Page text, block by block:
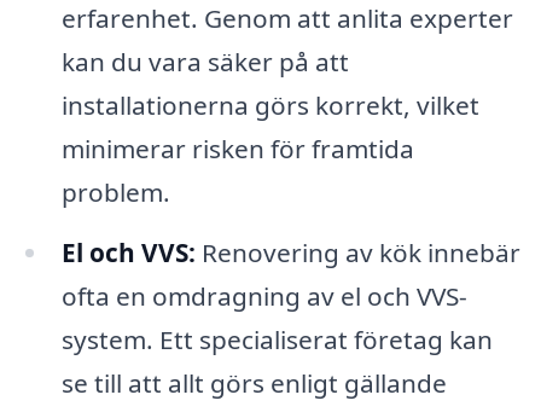
erfarenhet. Genom att anlita experter
kan du vara säker på att
installationerna görs korrekt, vilket
minimerar risken för framtida
problem.
El och VVS: Renovering av kök innebär
ofta en omdragning av el och VVS-
system. Ett specialiserat företag kan
se till att allt görs enligt gällande